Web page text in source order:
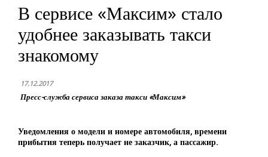
В сервисе «Максим» стало
удобнее заказывать такси
знакомому
17.12.2017
Пресс-служба сервиса заказа такси «Максим»
Уведомления о модели и номере автомобиля, времени
прибытия теперь получает не заказчик, а пассажир.